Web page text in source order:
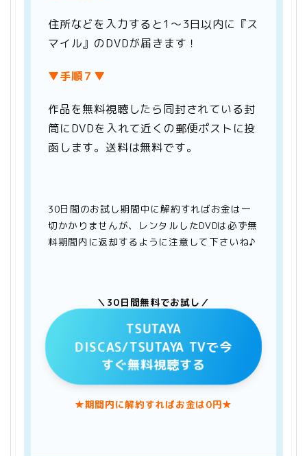
住所などを入力すると1～3日以内に『ス
マイル』のDVDが届きます！
▼手順７▼
作品を無料視聴したら同封されている封
筒にDVDを入れて近くの郵便ポストに投
函します。送料は無料です。
30日間のお試し期間中に解約すればお金は一
切かかりませんが、レンタルしたDVDは必ず無
料期間内に返却するように注意して下さいね♪
＼30日間無料でお試し／
TSUTAYA
DISCAS/TSUTAYA TVで今
すぐ無料視聴する
★期間内に解約すればお金は0円★